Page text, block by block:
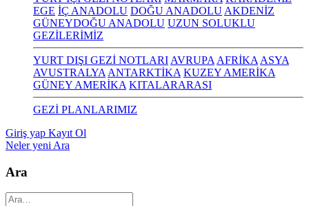
EGE İÇ ANADOLU DOĞU ANADOLU AKDENİZ
GÜNEYDOĞU ANADOLU UZUN SOLUKLU
GEZİLERİMİZ
YURT DIŞI GEZİ NOTLARI AVRUPA AFRİKA ASYA
AVUSTRALYA ANTARKTİKA KUZEY AMERİKA
GÜNEY AMERİKA KITALARARASI
GEZİ PLANLARIMIZ
Giriş yap Kayıt Ol
Neler yeni Ara
Ara